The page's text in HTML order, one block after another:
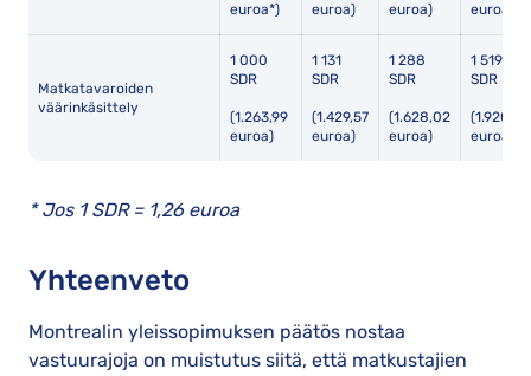
euroa*)
euroa)
euroa)
euroa)
Matkatavaroiden
väärinkäsittely
1 000
SDR
(1.263,99
euroa)
1 131
SDR
(1.429,57
euroa)
1 288
SDR
(1.628,02
euroa)
1 519
SDR
(1.920
euroa)
* Jos 1 SDR = 1,26 euroa
Yhteenveto
Montrealin yleissopimuksen päätös nostaa
vastuurajoja on muistutus siitä, että matkustajien